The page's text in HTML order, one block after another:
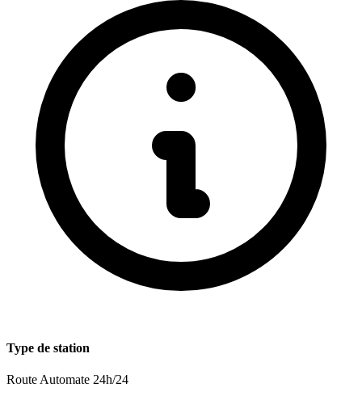
Type de station
Route Automate 24h/24